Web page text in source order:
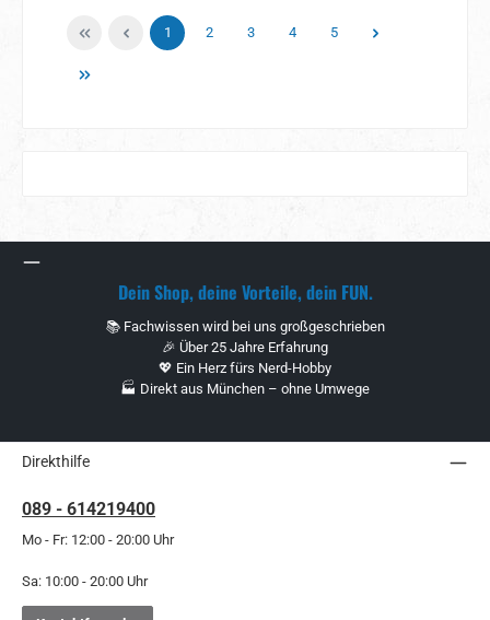
Seite
1 Seite
2 Seite
3 Seite
4 Seite
5
Dein Shop, deine Vorteile, dein FUN.
📚 Fachwissen wird bei uns großgeschrieben
🎉 Über 25 Jahre Erfahrung
💖 Ein Herz fürs Nerd-Hobby
🏭 Direkt aus München – ohne Umwege
Direkthilfe
089 - 614219400
Mo - Fr: 12:00 - 20:00 Uhr
Sa: 10:00 - 20:00 Uhr